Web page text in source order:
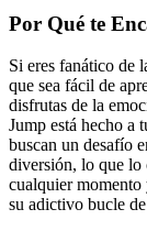
Por Qué te
Si eres fanático de
que sea fácil de
disfrutas de la
Jump está hecho a
buscan un desafío
diversión, lo que lo
cualquier momento
su adictivo bucle